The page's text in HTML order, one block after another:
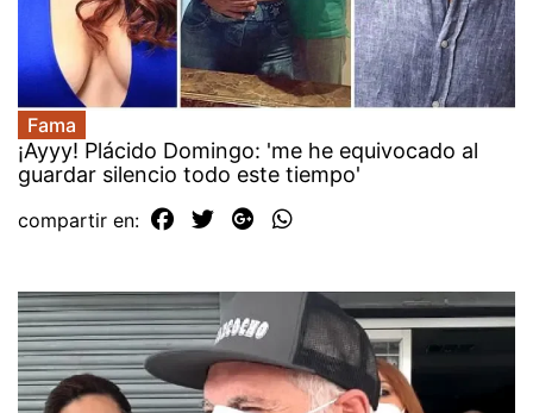
Fama
¡Ayyy! Plácido Domingo: 'me he equivocado al
guardar silencio todo este tiempo'
compartir en: